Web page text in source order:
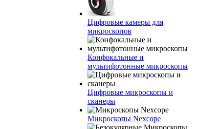
Цифровые камеры для
микроскопов
Конфокальные и
мультифотонные микроскопы
Цифровые микроскопы и
сканеры
Микроскопы Nexcope